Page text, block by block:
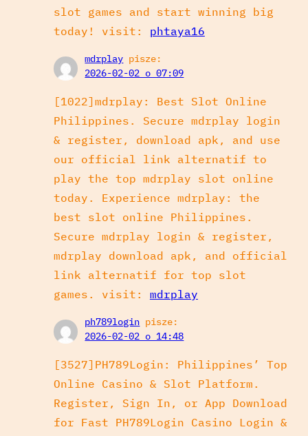
slot games and start winning big
today! visit: phtaya16
mdrplay pisze:
2026-02-02 o 07:09
[1022]mdrplay: Best Slot Online
Philippines. Secure mdrplay login
& register, download apk, and use
our official link alternatif to
play the top mdrplay slot online
today. Experience mdrplay: the
best slot online Philippines.
Secure mdrplay login & register,
mdrplay download apk, and official
link alternatif for top slot
games. visit: mdrplay
ph789login pisze:
2026-02-02 o 14:48
[3527]PH789Login: Philippines’ Top
Online Casino & Slot Platform.
Register, Sign In, or App Download
for Fast PH789Login Casino Login &